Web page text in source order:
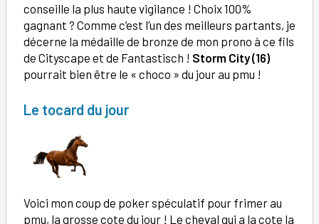
conseille la plus haute vigilance ! Choix 100%
gagnant ? Comme c’est l’un des meilleurs partants, je
décerne la médaille de bronze de mon prono à ce fils
de Cityscape et de Fantastisch ! Storm City (16)
pourrait bien être le « choco » du jour au pmu !
Le tocard du jour
Voici mon coup de poker spéculatif pour frimer au
pmu, la grosse cote du jour ! Le cheval qui a la cote la